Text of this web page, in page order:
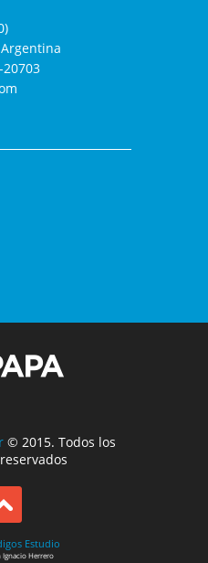
20703
© 2015. Todos los
Estudio
Ignacio Herrero